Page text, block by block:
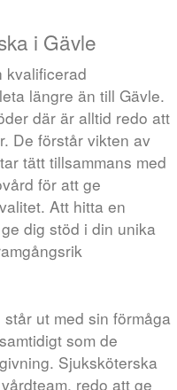
i Gävle
kvalificerad
längre än till Gävle.
där är alltid redo att
De förstår vikten av
tätt tillsammans med
för att ge
Att hitta en
dig stöd i din unika
ut med sin förmåga
som de
Sjuksköterska
redo att ge